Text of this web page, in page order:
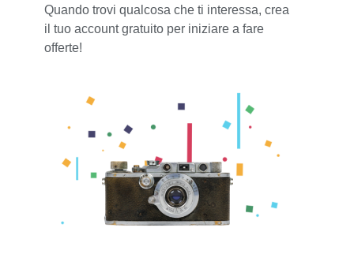
Quando trovi qualcosa che ti interessa, crea
il tuo account gratuito per iniziare a fare
offerte!